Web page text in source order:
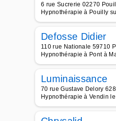
6 rue Sucrerie 02270
Hypnothérapie à Pouilly
Defosse Didier
110 rue Nationale 59710
Hypnothérapie à Pont à
Luminaissance
70 rue Gustave Delory
Hypnothérapie à Vendin le